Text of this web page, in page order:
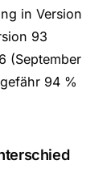
in Version
93
(September
94 %